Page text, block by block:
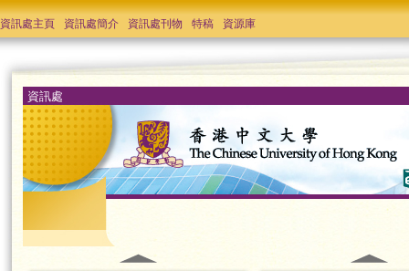
資訊處主頁 資訊處簡介 資訊處刊物 特稿 資源庫
資訊處